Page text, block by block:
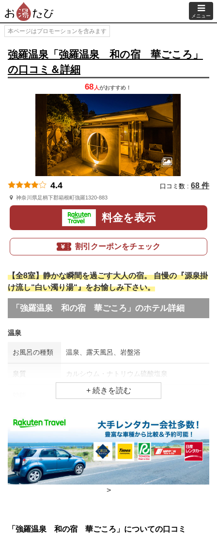
メニュー
本ページはプロモーションを含みます
強羅温泉「強羅温泉 和の宿 華ごころ」
の口コミ＆詳細
68 人がおすすめ！
4.4 口コミ数 : 68 件
神奈川県足柄下郡箱根町強羅1320-883
料金を表示
割引クーポンをチェック
【全8室】静かな瞬間を過ごす大人の宿。 自慢の『源泉掛
け流し“白い濁り湯“』をお愉しみ下さい。
「強羅温泉 和の宿 華ごころ」のホテル詳細
温泉
お風呂の種類 温泉、露天風呂、岩盤浴
泉質 カルシウム・ナトリウム硫酸塩泉
五十肩、疲労回復、婦人病
食事場所
朝食 部屋、食事処
夕食 部屋、食事処
チェックイン・チェックアウト時間
チェックアウ
11:00
>
「強羅温泉 和の宿 華ごころ」についての口コミ